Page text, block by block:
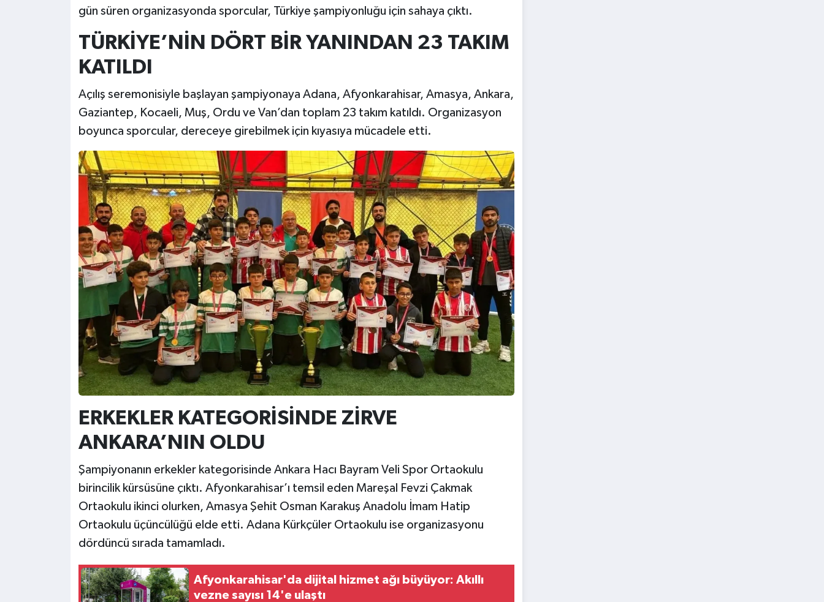
gün süren organizasyonda sporcular, Türkiye şampiyonluğu için sahaya çıktı.
TÜRKİYE’NİN DÖRT BİR YANINDAN 23 TAKIM
KATILDI
Açılış seremonisiyle başlayan şampiyonaya Adana, Afyonkarahisar, Amasya, Ankara,
Gaziantep, Kocaeli, Muş, Ordu ve Van’dan toplam 23 takım katıldı. Organizasyon
boyunca sporcular, dereceye girebilmek için kıyasıya mücadele etti.
ERKEKLER KATEGORİSİNDE ZİRVE
ANKARA’NIN OLDU
Şampiyonanın erkekler kategorisinde Ankara Hacı Bayram Veli Spor Ortaokulu
birincilik kürsüsüne çıktı. Afyonkarahisar’ı temsil eden Mareşal Fevzi Çakmak
Ortaokulu ikinci olurken, Amasya Şehit Osman Karakuş Anadolu İmam Hatip
Ortaokulu üçüncülüğü elde etti. Adana Kürkçüler Ortaokulu ise organizasyonu
dördüncü sırada tamamladı.
Afyonkarahisar'da dijital hizmet ağı büyüyor: Akıllı
vezne sayısı 14'e ulaştı